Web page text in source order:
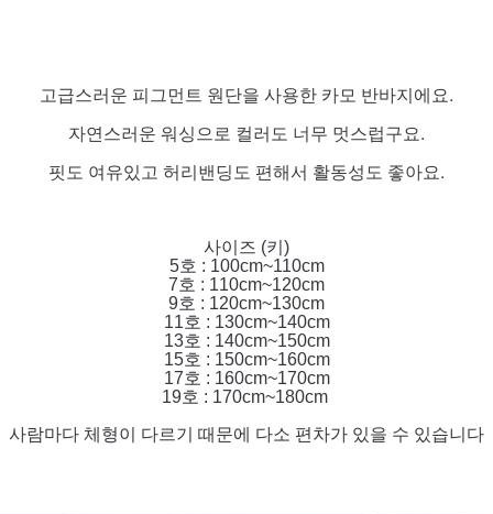
고급스러운 피그먼트 원단을 사용한 카모 반바지에요.
자연스러운 워싱으로 컬러도 너무 멋스럽구요.
핏도 여유있고 허리밴딩도 편해서 활동성도 좋아요.
사이즈 (키)
5호 : 100cm~110cm
7호 : 110cm~120cm
9호 : 120cm~130cm
11호 : 130cm~140cm
13호 : 140cm~150cm
15호 : 150cm~160cm
17호 : 160cm~170cm
19호 : 170cm~180cm
사람마다 체형이 다르기 때문에 다소 편차가 있을 수 있습니다